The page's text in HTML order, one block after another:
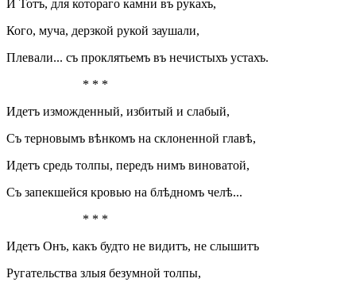
И Тотъ, для котораго камни въ рукахъ,
Кого, муча, дерзкой рукой заушали,
Плевали... съ проклятьемъ въ нечистыхъ устахъ.
* * *
Идетъ изможденный, избитый и слабый,
Съ терновымъ вѣнкомъ на склоненной главѣ,
Идетъ средь толпы, передъ нимъ виноватой,
Съ запекшейся кровью на блѣдномъ челѣ...
* * *
Идетъ Онъ, какъ будто не видитъ, не слышитъ
Ругательства злыя безумной толпы,